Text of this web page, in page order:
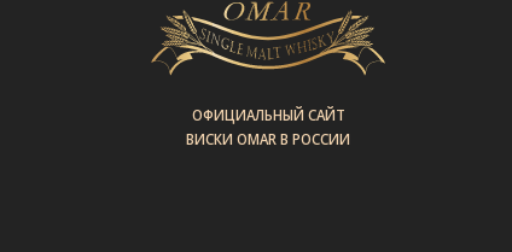
ОФИЦИАЛЬНЫЙ САЙТ
ВИСКИ OMAR В РОССИИ